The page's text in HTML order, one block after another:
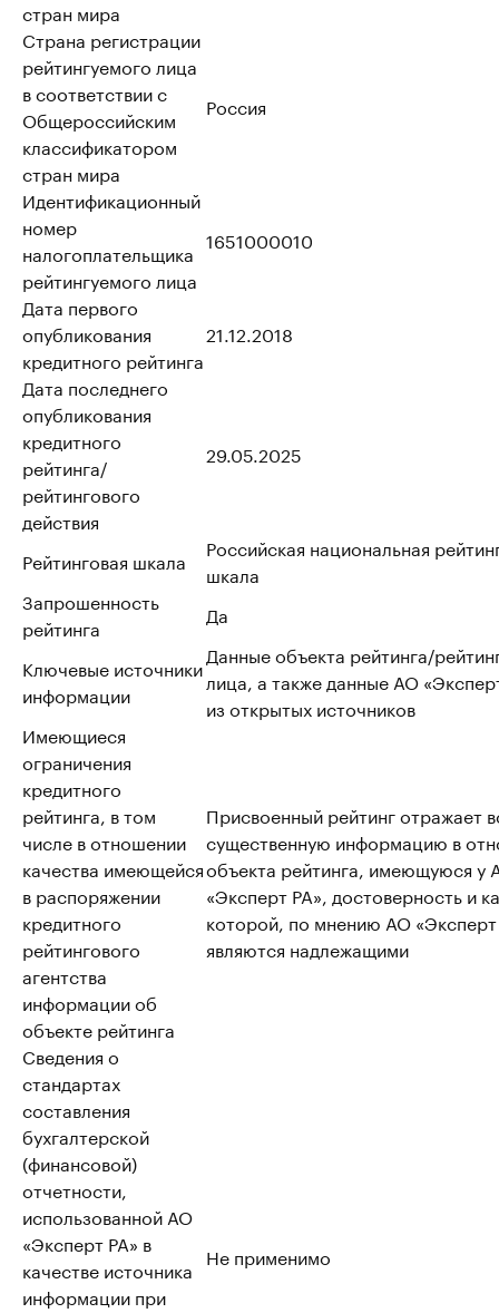
стран мира
Страна регистрации
рейтингуемого лица
в соответствии с
Общероссийским
классификатором
стран мира
Россия
Идентификационный
номер
налогоплательщика
рейтингуемого лица
1651000010
Дата первого
опубликования
кредитного рейтинга
21.12.2018
Дата последнего
опубликования
кредитного
рейтинга/
рейтингового
действия
29.05.2025
Рейтинговая шкала
Российская национальная
шкала
Запрошенность
рейтинга
Да
Ключевые источники
информации
Данные объекта рейтинга/
лица, а также данные АО
из открытых источников
Имеющиеся
ограничения
кредитного
рейтинга, в том
числе в отношении
качества имеющейся
в распоряжении
кредитного
рейтингового
агентства
информации об
объекте рейтинга
Присвоенный рейтинг отражает
существенную информацию в
объекта рейтинга, имеющуюся у
«Эксперт РА», достоверность и
которой, по мнению АО
являются надлежащими
Сведения о
стандартах
составления
бухгалтерской
(финансовой)
отчетности,
использованной АО
«Эксперт РА» в
качестве источника
информации при
Не применимо